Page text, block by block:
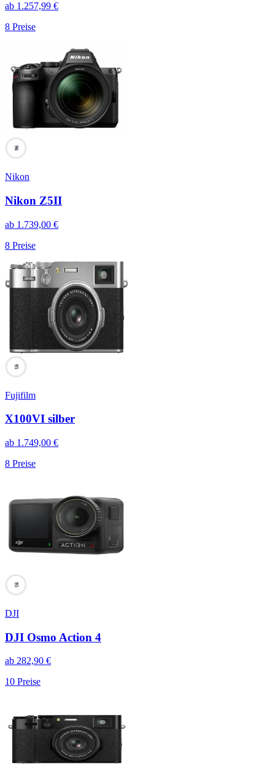
ab 1.257,99 €
8 Preise
96
Nikon
Nikon Z5II
ab 1.739,00 €
8 Preise
95
Fujifilm
X100VI silber
ab 1.749,00 €
8 Preise
95
DJI
DJI Osmo Action 4
ab 282,90 €
10 Preise